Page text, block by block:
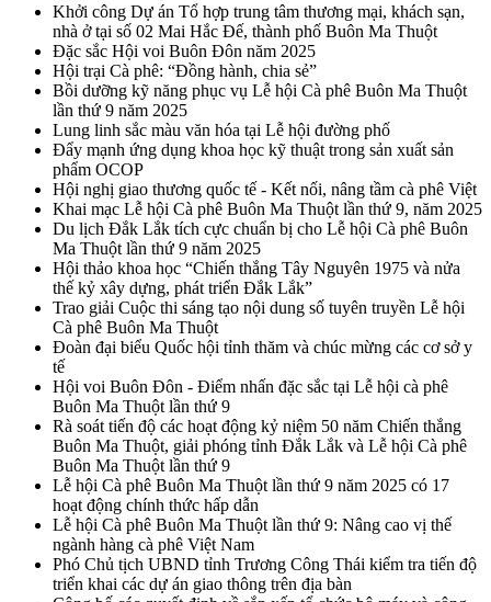
Khởi công Dự án Tổ hợp trung tâm thương mại, khách sạn,
nhà ở tại số 02 Mai Hắc Đế, thành phố Buôn Ma Thuột
Đặc sắc Hội voi Buôn Đôn năm 2025
Hội trại Cà phê: “Đồng hành, chia sẻ”
Bồi dưỡng kỹ năng phục vụ Lễ hội Cà phê Buôn Ma Thuột
lần thứ 9 năm 2025
Lung linh sắc màu văn hóa tại Lễ hội đường phố
Đẩy mạnh ứng dụng khoa học kỹ thuật trong sản xuất sản
phẩm OCOP
Hội nghị giao thương quốc tế - Kết nối, nâng tầm cà phê Việt
Khai mạc Lễ hội Cà phê Buôn Ma Thuột lần thứ 9, năm 2025
Du lịch Đắk Lắk tích cực chuẩn bị cho Lễ hội Cà phê Buôn
Ma Thuột lần thứ 9 năm 2025
Hội thảo khoa học “Chiến thắng Tây Nguyên 1975 và nửa
thế kỷ xây dựng, phát triển Đắk Lắk”
Trao giải Cuộc thi sáng tạo nội dung số tuyên truyền Lễ hội
Cà phê Buôn Ma Thuột
Đoàn đại biểu Quốc hội tỉnh thăm và chúc mừng các cơ sở y
tế
Hội voi Buôn Đôn - Điểm nhấn đặc sắc tại Lễ hội cà phê
Buôn Ma Thuột lần thứ 9
Rà soát tiến độ các hoạt động kỷ niệm 50 năm Chiến thắng
Buôn Ma Thuột, giải phóng tỉnh Đắk Lắk và Lễ hội Cà phê
Buôn Ma Thuột lần thứ 9
Lễ hội Cà phê Buôn Ma Thuột lần thứ 9 năm 2025 có 17
hoạt động chính thức hấp dẫn
Lễ hội Cà phê Buôn Ma Thuột lần thứ 9: Nâng cao vị thế
ngành hàng cà phê Việt Nam
Phó Chủ tịch UBND tỉnh Trương Công Thái kiểm tra tiến độ
triển khai các dự án giao thông trên địa bàn